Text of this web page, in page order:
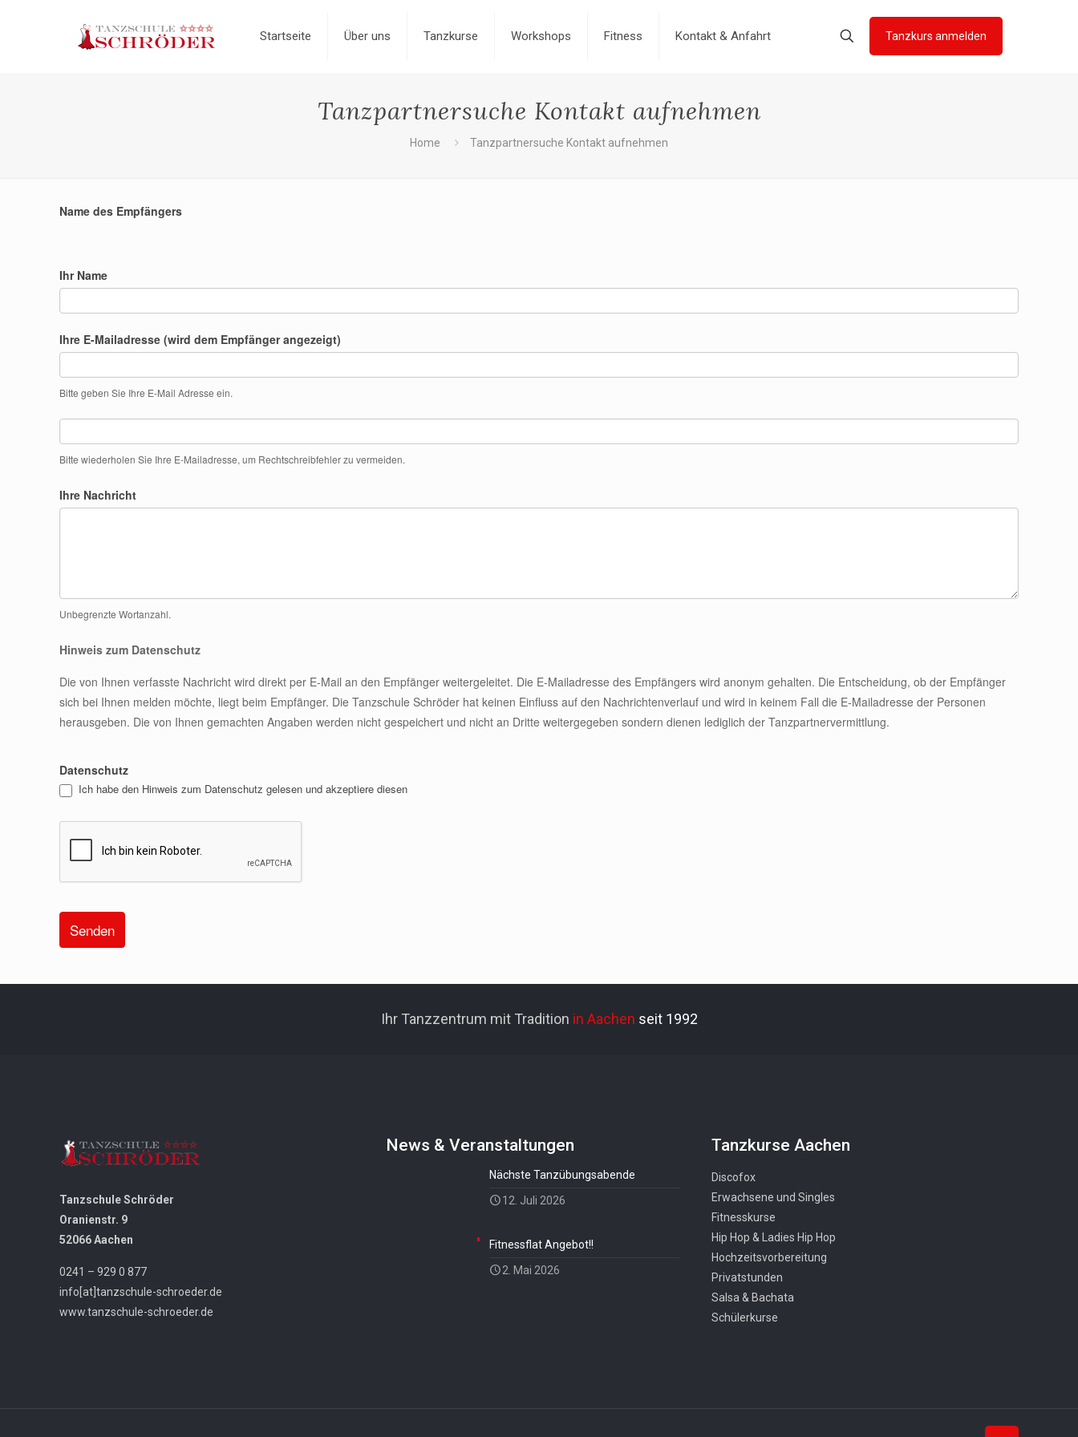
Startseite Über uns Tanzkurse Workshops Fitness Kontakt & Anfahrt Tanzkurs anmelden
Tanzpartnersuche Kontakt aufnehmen
Home Tanzpartnersuche Kontakt aufnehmen
Name des Empfängers
Ihr Name
Ihre E-Mailadresse (wird dem Empfänger angezeigt)
Bitte geben Sie Ihre E-Mail Adresse ein.
Bitte wiederholen Sie Ihre E-Mailadresse, um Rechtschreibfehler zu vermeiden.
Ihre Nachricht
Unbegrenzte Wortanzahl.
Hinweis zum Datenschutz
Die von Ihnen verfasste Nachricht wird direkt per E-Mail an den Empfänger weitergeleitet. Die E-Mailadresse des Empfängers wird anonym gehalten. Die Entscheidung, ob der Empfänger
sich bei Ihnen melden möchte, liegt beim Empfänger. Die Tanzschule Schröder hat keinen Einfluss auf den Nachrichtenverlauf und wird in keinem Fall die E-Mailadresse der Personen
herausgeben. Die von Ihnen gemachten Angaben werden nicht gespeichert und nicht an Dritte weitergegeben sondern dienen lediglich der Tanzpartnervermittlung.
Datenschutz
Ich habe den Hinweis zum Datenschutz gelesen und akzeptiere diesen
Alternative:
Ihr Tanzzentrum mit Tradition in Aachen seit 1992
Tanzschule Schröder
Oranienstr. 9
52066 Aachen
0241 – 929 0 877
info[at]tanzschule-schroeder.de
www.tanzschule-schroeder.de
News & Veranstaltungen
Nächste Tanzübungsabende
12. Juli 2026
Fitnessflat Angebot!!
2. Mai 2026
Tanzkurse Aachen
Discofox
Erwachsene und Singles
Fitnesskurse
Hip Hop & Ladies Hip Hop
Hochzeitsvorbereitung
Privatstunden
Salsa & Bachata
Schülerkurse